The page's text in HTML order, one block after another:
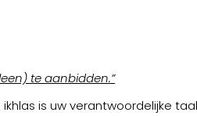
te aanbidden.”
is uw verantwoordelijke